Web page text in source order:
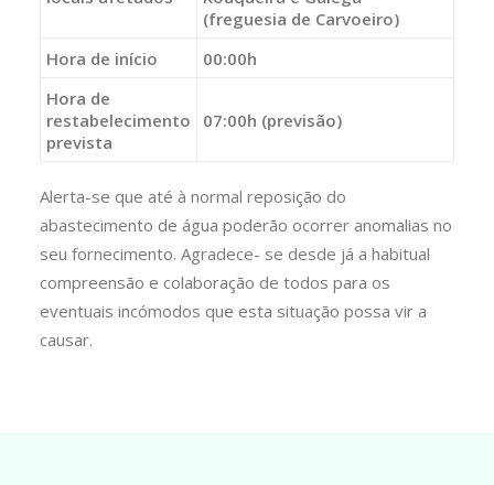
(freguesia de Carvoeiro)
Hora de início
00:00h
Hora de
restabelecimento
prevista
07:00h (previsão)
Alerta-se que até à normal reposição do
abastecimento de água poderão ocorrer anomalias no
seu fornecimento. Agradece- se desde já a habitual
compreensão e colaboração de todos para os
eventuais incómodos que esta situação possa vir a
causar.